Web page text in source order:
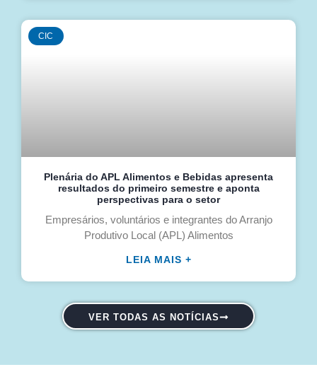
CIC
Plenária do APL Alimentos e Bebidas apresenta
resultados do primeiro semestre e aponta
perspectivas para o setor
Empresários, voluntários e integrantes do Arranjo
Produtivo Local (APL) Alimentos
LEIA MAIS +
VER TODAS AS NOTÍCIAS